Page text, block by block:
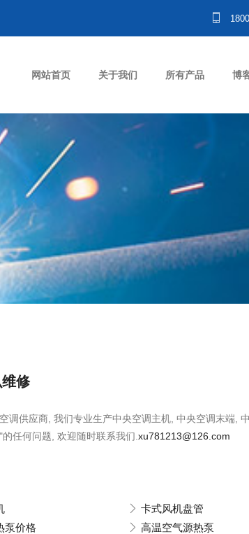
网站首页 关于我们 所有产品 博
修
调供应商, 我们专业生产中央空调主机, 中央空调末端,
任何问题, 欢迎随时联系我们. xu781213@126.com
卡式风机盘管
泵价格
高温空气源热泵